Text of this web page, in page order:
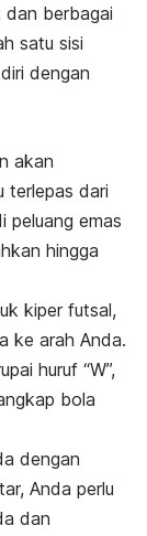
dan berbagai
satu sisi
dengan
akan
terlepas dari
peluang emas
hingga
kiper futsal,
ke arah Anda.
huruf “W”,
bola
dengan
Anda perlu
dan